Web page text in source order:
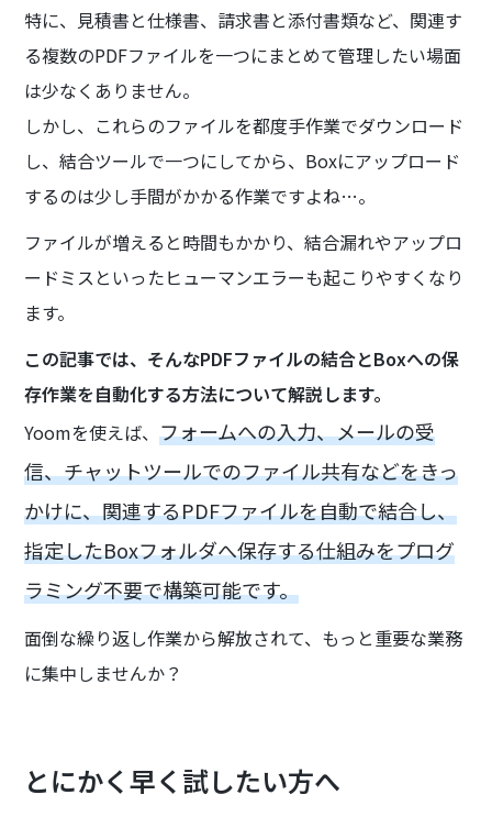
特に、見積書と仕様書、請求書と添付書類など、関連す
る複数のPDFファイルを一つにまとめて管理したい場面
は少なくありません。
しかし、これらのファイルを都度手作業でダウンロード
し、結合ツールで一つにしてから、Boxにアップロード
するのは少し手間がかかる作業ですよね…。
ファイルが増えると時間もかかり、結合漏れやアップロ
ードミスといったヒューマンエラーも起こりやすくなり
ます。
この記事では、そんなPDFファイルの結合とBoxへの保
存作業を自動化する方法について解説します。
Yoomを使えば、フォームへの入力、メールの受
信、チャットツールでのファイル共有などをきっ
かけに、関連するPDFファイルを自動で結合し、
指定したBoxフォルダへ保存する仕組みをプログ
ラミング不要で構築可能です。
面倒な繰り返し作業から解放されて、もっと重要な業務
に集中しませんか？
とにかく早く試したい方へ